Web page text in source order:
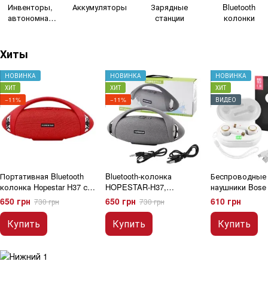
Инвенторы,
автономная
Аккумуляторы
Зарядные
станции
Bluetooth
колонки
Хиты
НОВИНКА
ХИТ
−11%
Портативная Bluetooth
колонка Hopestar H37 с
влагозащитой, Red USB,
FM
650 грн 730 грн
Купить
НОВИНКА
ХИТ
−11%
Bluetooth-колонка
HOPESTAR-H37,
StrongPower, c функцией
speakerphone, радио, grey
650 грн 730 грн
Купить
НОВИНКА
ХИТ
ВИДЕО
Беспроводные
наушники
Toar 3 с
610 грн
Купить